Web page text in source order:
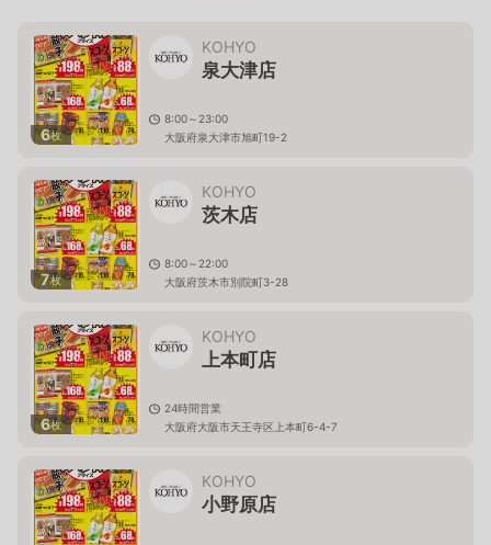
6枚
KOHYO
泉大津店
8:00～23:00
大阪府泉大津市旭町19-2
7枚
KOHYO
茨木店
8:00～22:00
大阪府茨木市別院町3-28
6枚
KOHYO
上本町店
24時間営業
大阪府大阪市天王寺区上本町6-4-7
KOHYO
小野原店